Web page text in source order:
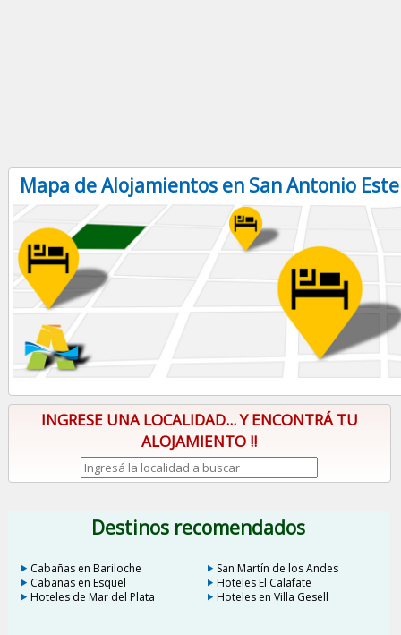
Mapa de Alojamientos en San Antonio Este
INGRESE UNA LOCALIDAD... Y ENCONTRÁ TU
ALOJAMIENTO !!
Destinos recomendados
Cabañas en Bariloche
San Martín de los Andes
Cabañas en Esquel
Hoteles El Calafate
Hoteles de Mar del Plata
Hoteles en Villa Gesell